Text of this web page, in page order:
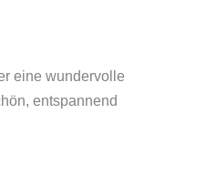
eine wundervolle
entspannend